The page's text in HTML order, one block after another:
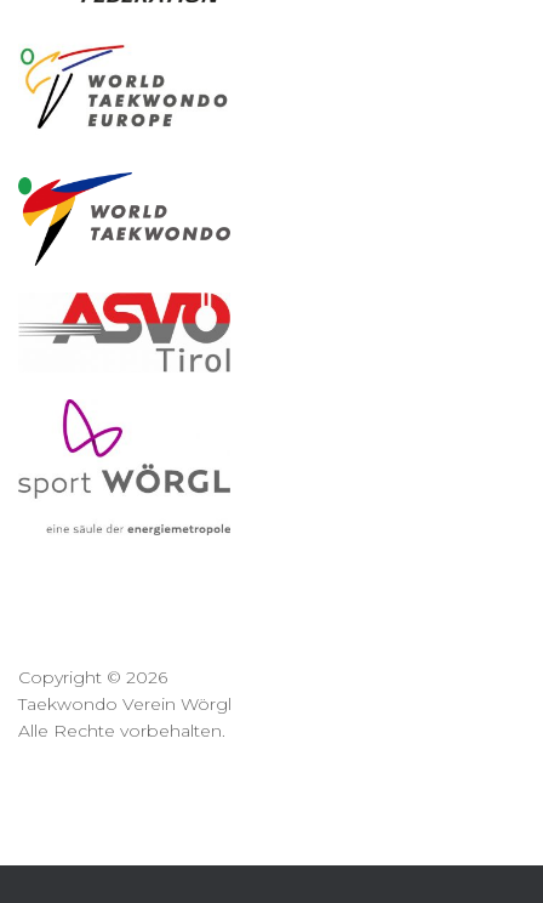
Copyright © 2026
Taekwondo Verein Wörgl
Alle Rechte vorbehalten.